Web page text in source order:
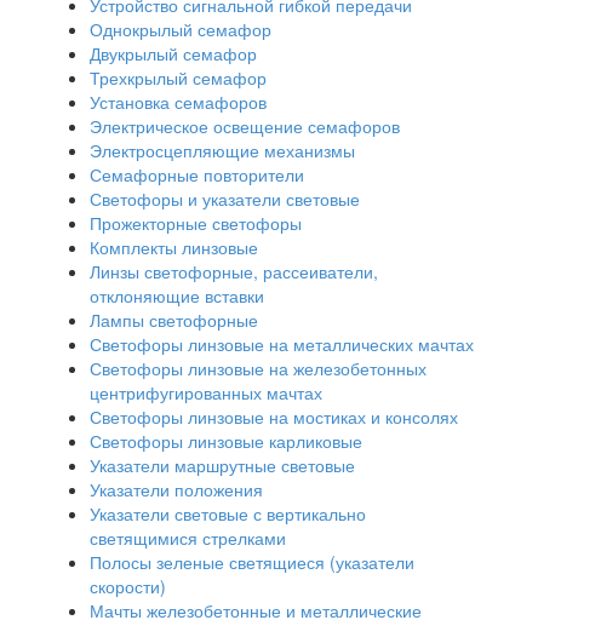
Устройство сигнальной гибкой передачи
Однокрылый семафор
Двукрылый семафор
Трехкрылый семафор
Установка семафоров
Электрическое освещение семафоров
Электросцепляющие механизмы
Семафорные повторители
Светофоры и указатели световые
Прожекторные светофоры
Комплекты линзовые
Линзы светофорные, рассеиватели,
отклоняющие вставки
Лампы светофорные
Светофоры линзовые на металлических мачтах
Светофоры линзовые на железобетонных
центрифугированных мачтах
Светофоры линзовые на мостиках и консолях
Светофоры линзовые карликовые
Указатели маршрутные световые
Указатели положения
Указатели световые с вертикально
светящимися стрелками
Полосы зеленые светящиеся (указатели
скорости)
Мачты железобетонные и металлические